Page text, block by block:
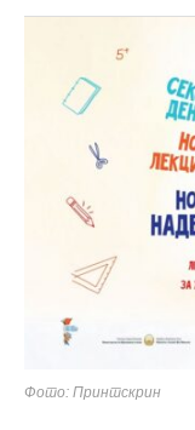
Фото: Принтскрин